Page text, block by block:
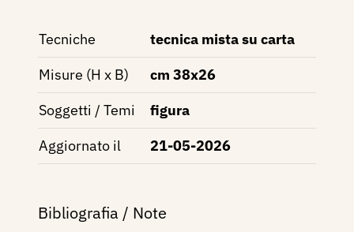
Tecniche
tecnica mista su carta
Misure (H x B)
cm 38x26
Soggetti / Temi
figura
Aggiornato il
21-05-2026
Bibliografia / Note